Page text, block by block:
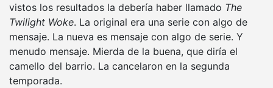
vistos los resultados la debería haber llamado The
Twilight Woke. La original era una serie con algo de
mensaje. La nueva es mensaje con algo de serie. Y
menudo mensaje. Mierda de la buena, que diría el
camello del barrio. La cancelaron en la segunda
temporada.